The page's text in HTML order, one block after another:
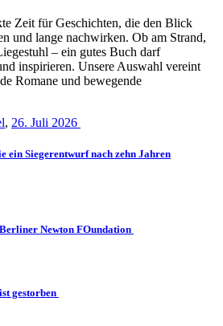
Zeit für Geschichten, die den Blick
und lange nachwirken. Ob am Strand,
– ein gutes Buch darf
inspirieren. Unsere Auswahl vereint
Romane und bewegende
, 26. Juli 2026
Siegerentwurf nach zehn Jahren
Newton FOundation
gestorben